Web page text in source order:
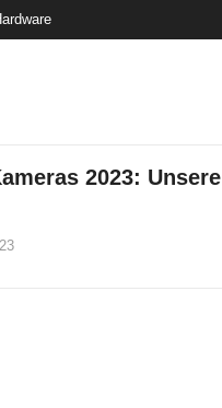
2023: Unsere